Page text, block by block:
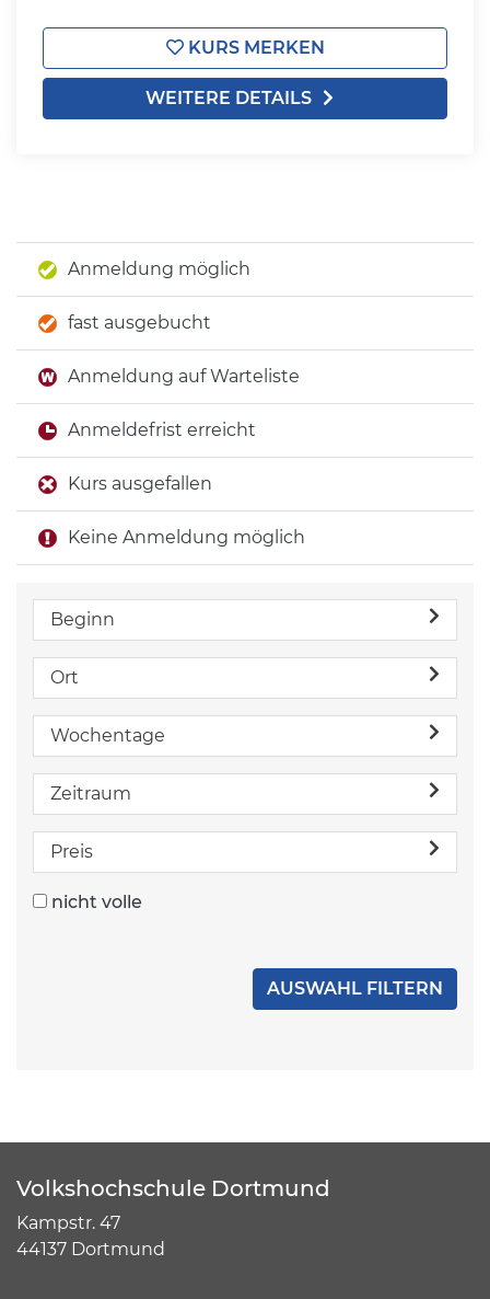
KURS MERKEN
WEITERE DETAILS
Anmeldung möglich
fast ausgebucht
Anmeldung auf Warteliste
Anmeldefrist erreicht
Kurs ausgefallen
Keine Anmeldung möglich
Beginn
Ort
Wochentage
Zeitraum
Preis
nicht volle
Volkshochschule Dortmund
Kampstr. 47
44137 Dortmund